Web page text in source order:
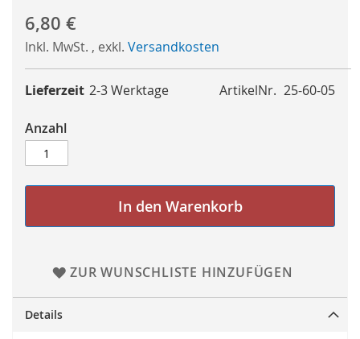
6,80 €
Inkl. MwSt. , exkl. Versandkosten
ArtikelNr. 25-60-05
Lieferzeit 2-3 Werktage
Anzahl
In den Warenkorb
ZUR WUNSCHLISTE HINZUFÜGEN
Details